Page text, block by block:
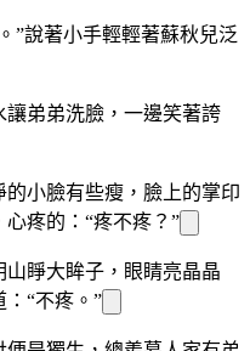
”說著小手輕輕著蘇秋兒泛
弟弟洗臉，一邊笑著誇
小臉有些瘦，臉上的掌印
心疼的 ：“疼不疼？”
睜大眸子，眼睛亮晶晶
“不疼。”